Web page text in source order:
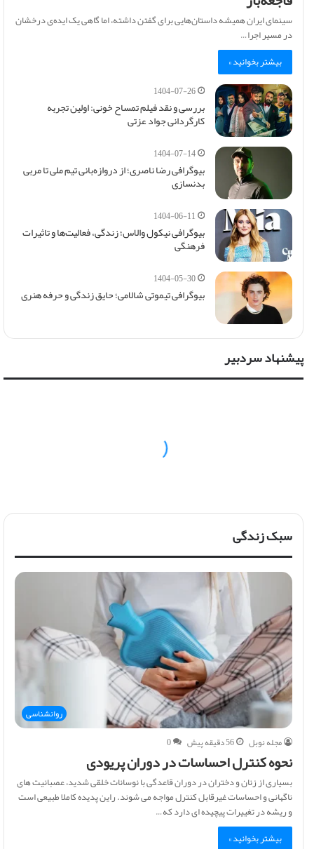
سینمای ایران همیشه داستان‌هایی برای گفتن داشته، اما گاهی یک ایده‌ی درخشان
در مسیر اجرا…
بیشتر بخوانید »
1404-07-26
بررسی و نقد فیلم تمساح خونی: اولین تجربه
کارگردانی جواد عزتی
1404-07-14
بیوگرافی رضا ناصری؛ از دروازه‌بانی تیم ملی تا مربی
بدنسازی
1404-06-11
بیوگرافی نیکول والاس؛ زندگی، فعالیت‌ها و تاثیرات
فرهنگی
1404-05-30
بیوگرافی تیموتی شالامی؛ حایق زندگی و حرفه هنری
پیشنهاد سردبیر
سبک زندگی
روانشناسی
مجله نوبل
56 دقیقه پیش 0
نحوه کنترل احساسات در دوران پریودی
بسیاری از زنان و دختران در دوران قاعدگی با نوسانات خلقی شدید، عصبانیت های
ناگهانی و احساسات غیرقابل کنترل مواجه می شوند. راین پدیده کاملا طبیعی است
و ریشه در تغییرات پیچیده ای دارد که…
بیشتر بخوانید »